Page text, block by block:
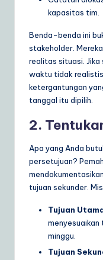
kapasitas tim.
Benda-benda ini
stakeholder.
realitas situasi.
waktu tidak
ketergantungan
tanggal itu dipilih.
2.
Apa yang Anda
persetujuan?
tujuan sekunder.
Tujuan
menyesuaikan
minggu.
Tujuan